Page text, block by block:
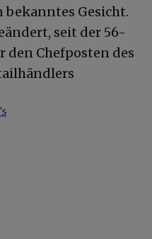
Gesicht.
seit der 56-
den Chefposten des